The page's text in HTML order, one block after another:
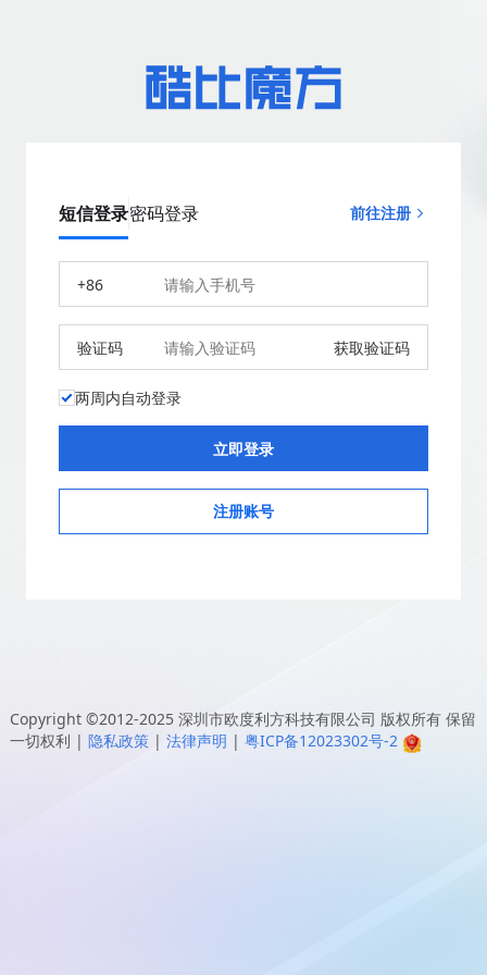
短信登录密码登录 前往注册
+86
验证码 获取验证码
两周内自动登录
注册账号
Copyright ©2012-2025 深圳市欧度利方科技有限公司 版权所有 保留
一切权利 | 隐私政策 | 法律声明 | 粤ICP备12023302号-2